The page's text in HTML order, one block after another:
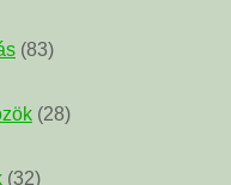
(83)
(28)
(32)